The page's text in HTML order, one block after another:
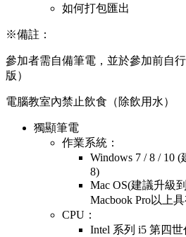
如何打包匯出
※備註：
參加者需自備筆電，並於參加前自
版）
電腦教室內禁止飲食（除飲用水）
獨顯筆電
作業系統：
Windows 7 / 8 / 10
8)
Mac OS(建議升級
Macbook Pro以上
CPU：
Intel 系列 i5 第四世